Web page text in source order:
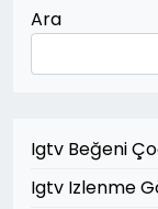
Ara
Igtv Beğeni
Igtv Izlenme